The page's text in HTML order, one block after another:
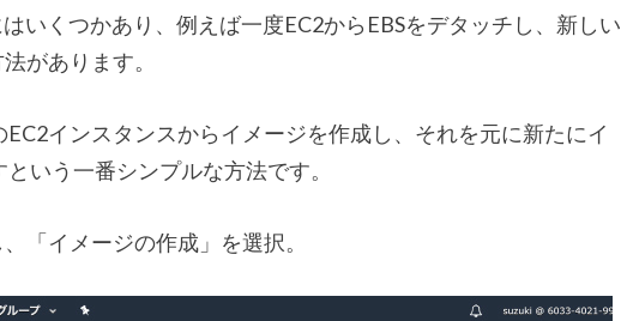
いくつかあり、例えば一度EC2からEBSをデタッチし、新しい
があります。
インスタンスからイメージを作成し、それを元に新たにイ
いう一番シンプルな方法です。
「イメージの作成」を選択。